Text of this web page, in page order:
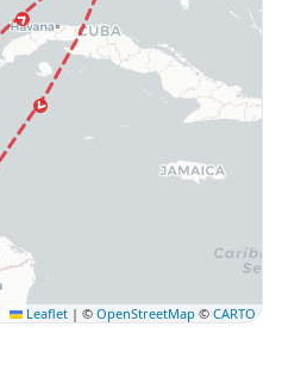
Leaflet | © OpenStreetMap © CARTO